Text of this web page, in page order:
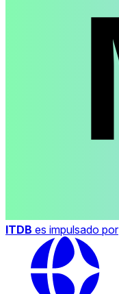
ITDB es impulsado por